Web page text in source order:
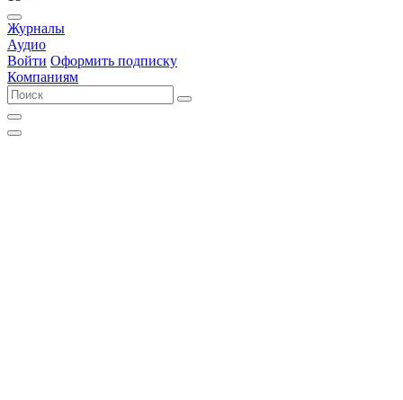
Журналы
Аудио
Войти Оформить подписку
Компаниям